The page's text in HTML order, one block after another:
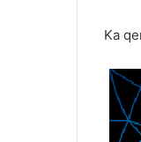
Ka